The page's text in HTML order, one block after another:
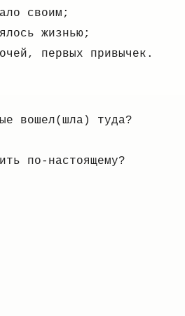
своим;
жизнью;
первых привычек.
вошел(шла) туда?
по-настоящему?